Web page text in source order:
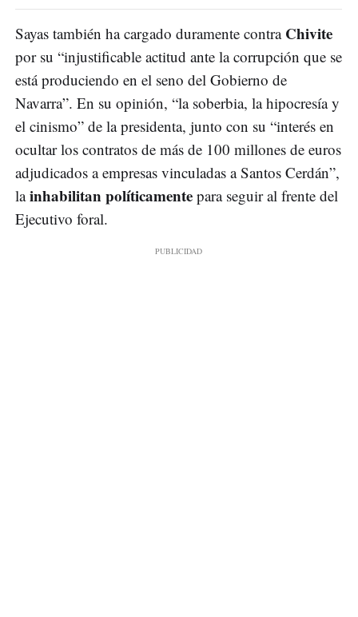
Sayas también ha cargado duramente contra Chivite
por su “injustificable actitud ante la corrupción que se
está produciendo en el seno del Gobierno de
Navarra”. En su opinión, “la soberbia, la hipocresía y
el cinismo” de la presidenta, junto con su “interés en
ocultar los contratos de más de 100 millones de euros
adjudicados a empresas vinculadas a Santos Cerdán”,
lainhabilitan políticamente para seguir al frente del
Ejecutivo foral.